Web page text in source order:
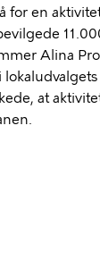
for en
Alina
at